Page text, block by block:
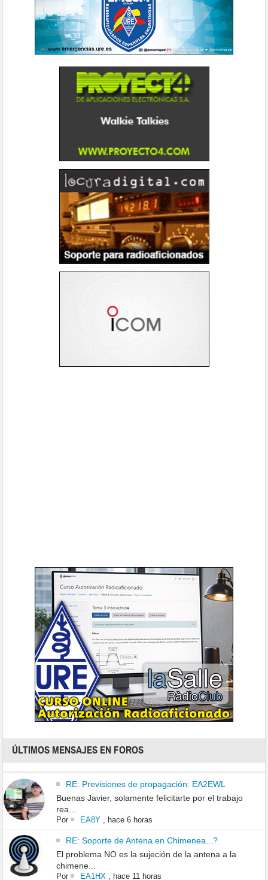
ÚLTIMOS MENSAJES EN FOROS
RE: Previsiones de propagación: EA2EWL
Buenas Javier, solamente felicitarte por el trabajo
rea...
Por EA8Y, hace 6 horas
RE: Soporte de Antena en Chimenea...?
El problema NO es la sujeción de la antena a la
chimene...
Por EA1HX hace 11 horas